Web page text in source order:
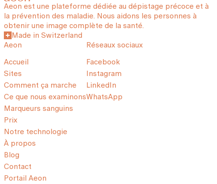
Aeon est une plateforme dédiée au dépistage précoce et à
la prévention des maladie. Nous aidons les personnes à
obtenir une image complète de la santé.
Made in Switzerland
Aeon
Accueil
Sites
Comment ça marche
Ce que nous examinons
Marqueurs sanguins
Prix
Notre technologie
À propos
Blog
Contact
Portail Aeon
Réseaux sociaux
Facebook
Instagram
LinkedIn
WhatsApp